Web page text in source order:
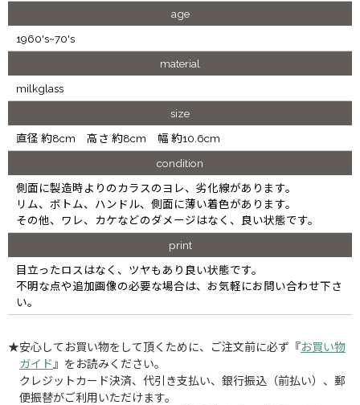
age
1960's~70's
material
milkglass
size
直径 約8cm 高さ 約8cm 幅 約10.6cm
condition
側面に製造時よりのカラスのヨレ、劣化線があります。
リム、ボトム、ハンドル、側面に薄い着色があります。
その他、ワレ、カケなどのダメージはなく、良い状態です。
print
目立ったロスはなく、ツヤもあり良い状態です。
不明な点や追加画像の必要な場合は、お気軽にお問い合わせ下さ
い。
★安心してお買い物をして頂くために、ご注文前に必ず『お買い物
ガイド 』をお読みください。
クレジットカード決済、代引き支払い、銀行振込（前払い）、郵
便振替がご利用いただけます。